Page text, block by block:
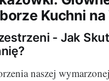
Kuchni
- Jak
naszej